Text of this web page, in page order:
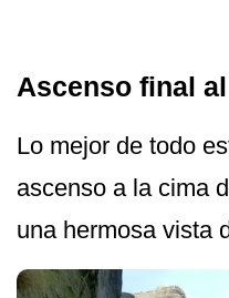
Ascenso final
Lo mejor de todo
ascenso a la cima
una hermosa vista